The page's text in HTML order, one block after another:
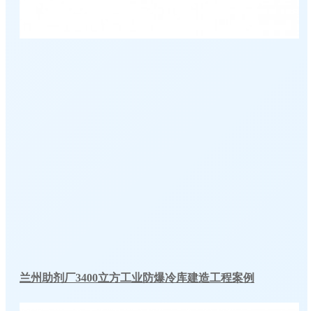
兰州助剂厂3400立方工业防爆冷库建造工程案例